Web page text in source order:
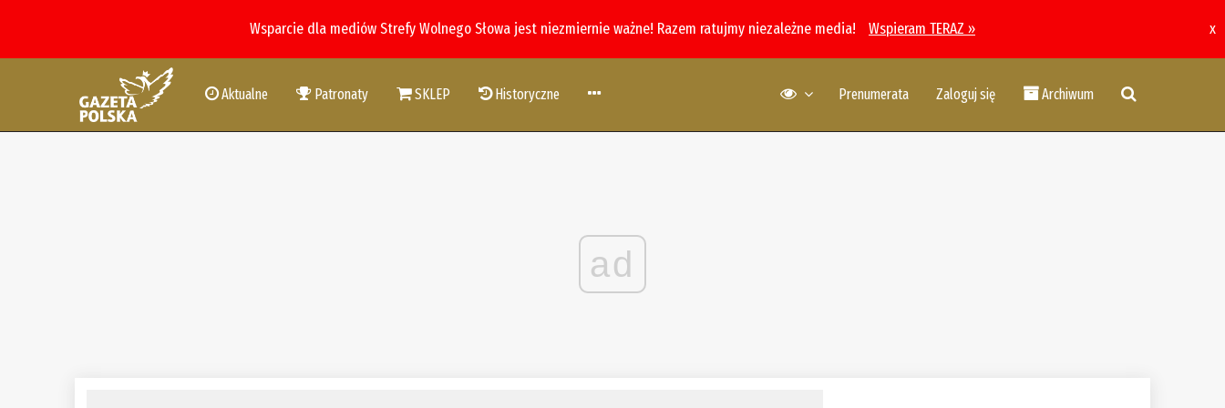
Wsparcie dla mediów Strefy Wolnego Słowa jest niezmiernie ważne! Razem ratujmy niezależne media! Wspieram TERAZ » x
Aktualne Patronaty SKLEP Historyczne Prenumerata Zaloguj się Archiwum
ad